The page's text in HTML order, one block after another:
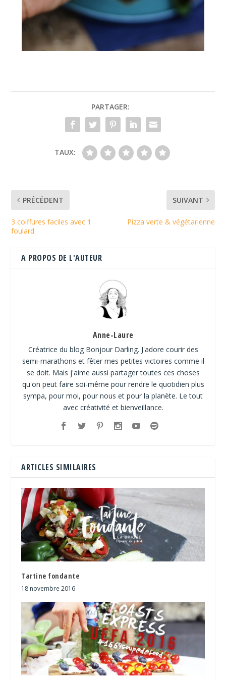
PARTAGER:
TAUX:
PRÉCÉDENT
3 coiffures faciles avec 1
foulard
SUIVANT
Pizza verte & végétarienne
A PROPOS DE L'AUTEUR
Anne-Laure
Créatrice du blog Bonjour Darling. J'adore courir des
semi-marathons et fêter mes petites victoires comme il
se doit. Mais j'aime aussi partager toutes ces choses
qu'on peut faire soi-même pour rendre le quotidien plus
sympa, pour moi, pour nous et pour la planète. Le tout
avec créativité et bienveillance.
ARTICLES SIMILAIRES
Tartine fondante
18 novembre 2016